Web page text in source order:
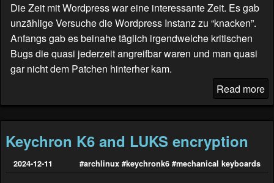
Die Zeit mit Wordpress war eine interessante Zeit. Es gab
unzählige Versuche die Wordpress Instanz zu “knacken”.
Anfangs gab es beinahe täglich irgendwelche kritischen
Bugs die quasi jederzeit angreifbar waren und man quasi
gar nicht dem Patchen hinterher kam.
Read more
Keychron K6 and LUKS encryption
2024-12-11 #archlinux #keychronk6 #mechanical keyboards